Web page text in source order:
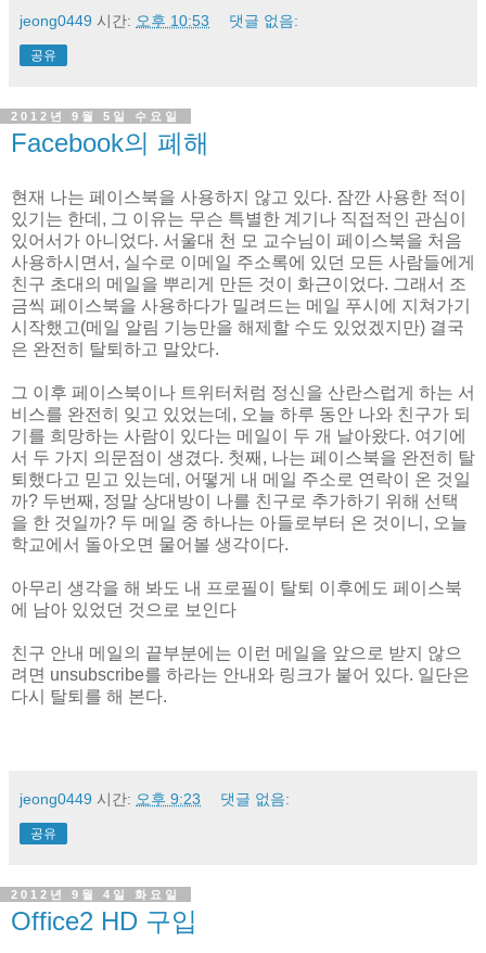
jeong0449 시간: 오후 10:53 댓글 없음:
공유
2012년 9월 5일 수요일
Facebook의 폐해
현재 나는 페이스북을 사용하지 않고 있다. 잠깐 사용한 적이
있기는 한데, 그 이유는 무슨 특별한 계기나 직접적인 관심이
있어서가 아니었다. 서울대 천 모 교수님이 페이스북을 처음
사용하시면서, 실수로 이메일 주소록에 있던 모든 사람들에게
친구 초대의 메일을 뿌리게 만든 것이 화근이었다. 그래서 조
금씩 페이스북을 사용하다가 밀려드는 메일 푸시에 지쳐가기
시작했고(메일 알림 기능만을 해제할 수도 있었겠지만) 결국
은 완전히 탈퇴하고 말았다.
그 이후 페이스북이나 트위터처럼 정신을 산란스럽게 하는 서
비스를 완전히 잊고 있었는데, 오늘 하루 동안 나와 친구가 되
기를 희망하는 사람이 있다는 메일이 두 개 날아왔다. 여기에
서 두 가지 의문점이 생겼다. 첫째, 나는 페이스북을 완전히 탈
퇴했다고 믿고 있는데, 어떻게 내 메일 주소로 연락이 온 것일
까? 두번째, 정말 상대방이 나를 친구로 추가하기 위해 선택
을 한 것일까? 두 메일 중 하나는 아들로부터 온 것이니, 오늘
학교에서 돌아오면 물어볼 생각이다.
아무리 생각을 해 봐도 내 프로필이 탈퇴 이후에도 페이스북
에 남아 있었던 것으로 보인다
친구 안내 메일의 끝부분에는 이런 메일을 앞으로 받지 않으
려면 unsubscribe를 하라는 안내와 링크가 붙어 있다. 일단은
다시 탈퇴를 해 본다.
jeong0449 시간: 오후 9:23 댓글 없음:
공유
2012년 9월 4일 화요일
Office2 HD 구입